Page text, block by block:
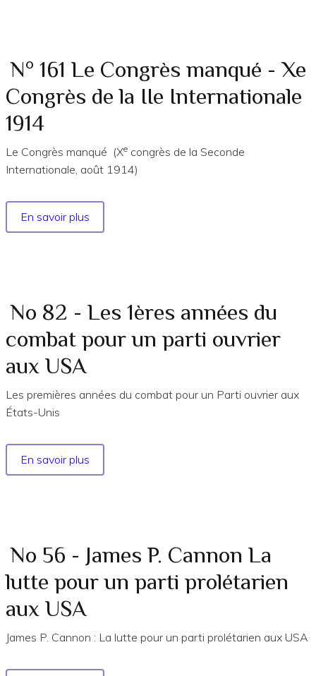
La
proclamation
de
Internationale
N° 161 Le Congrès manqué - Xe
Congrès de la IIe Internationale
1914
Le Congrès manqué (Xe congrès de la Seconde
Internationale, août 1914)
En savoir plus
N°
manqué
-
Xe
la
1914
No 82 - Les 1ères années du
combat pour un parti ouvrier
aux USA
Les premières années du combat pour un Parti ouvrier aux
États-Unis
En savoir plus
No
années
du
un
ouvrier
No 56 - James P. Cannon La
lutte pour un parti prolétarien
aux USA
James P. Cannon : La lutte pour un parti prolétarien aux USA